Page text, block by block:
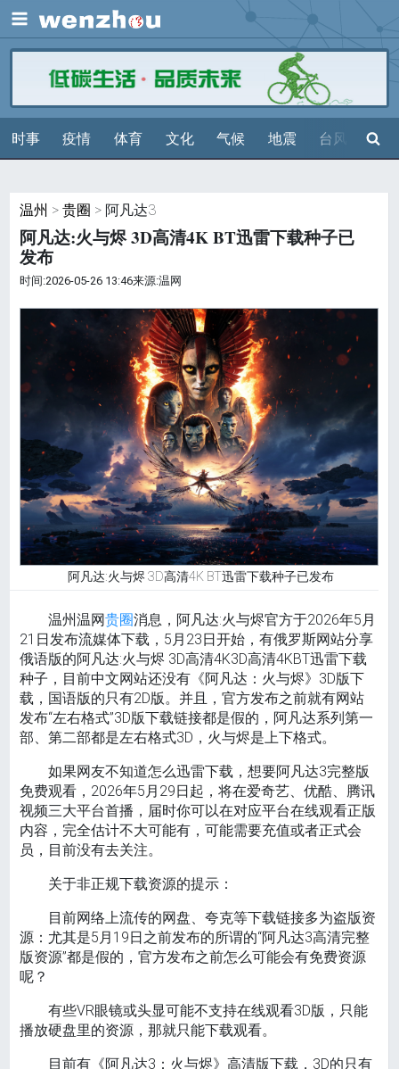
展开
时事 疫情 体育 文化 气候 地震 台风 天气
搜索
温州 >贵圈 > 阿凡达3
阿凡达:火与烬 3D高清4K BT迅雷下载种子已
发布
时间:2026-05-26 13:46来源:温网
阿凡达:火与烬 3D高清4K BT迅雷下载种子已发布
温州温网贵圈消息，阿凡达:火与烬官方于2026年5月
21日发布流媒体下载，5月23日开始，有俄罗斯网站分享
俄语版的阿凡达:火与烬 3D高清4K3D高清4KBT迅雷下载
种子，目前中文网站还没有《阿凡达：火与烬》3D版下
载，国语版的只有2D版。并且，官方发布之前就有网站
发布“左右格式”3D版下载链接都是假的，阿凡达系列第一
部、第二部都是左右格式3D，火与烬是上下格式。
如果网友不知道怎么迅雷下载，想要阿凡达3完整版
免费观看，‌2026年5月29日起‌，将在‌爱奇艺、优酷、腾讯
视频‌三大平台首播，届时你可以在对应平台在线观看正版
内容，完全估计不大可能有，可能需要充值或者正式会
员，目前没有去关注。
关于非正规下载资源的提示：
目前网络上流传的网盘、夸克等下载链接多为盗版资
源：尤其是5月19日之前发布的所谓的“阿凡达3高清完整
版资源”都是假的，官方发布之前怎么可能会有免费资源
呢？
有些VR眼镜或头显可能不支持在线观看3D版，只能
播放硬盘里的资源，那就只能下载观看。
目前有《阿凡达3：火与烬》高清版下载，3D的只有